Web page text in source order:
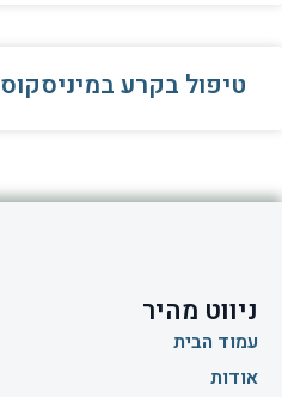
טיפול בקרע במיניסקוס
ניווט מהיר
עמוד הבית
אודות